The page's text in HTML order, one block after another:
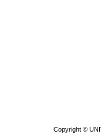
Copyright ©